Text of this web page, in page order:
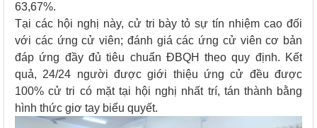
63,67%.
Tại các hội nghị này, cử tri bày tỏ sự tín nhiệm cao đối
với các ứng cử viên; đánh giá các ứng cử viên cơ bản
đáp ứng đầy đủ tiêu chuẩn ĐBQH theo quy định. Kết
quả, 24/24 người được giới thiệu ứng cử đều được
100% cử tri có mặt tại hội nghị nhất trí, tán thành bằng
hình thức giơ tay biểu quyết.